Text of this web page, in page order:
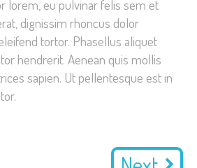
lorem, eu pulvinar felis sem et
dignissim rhoncus dolor
tortor. Phasellus aliquet
hendrerit. Aenean quis mollis
sapien. Ut pellentesque est in